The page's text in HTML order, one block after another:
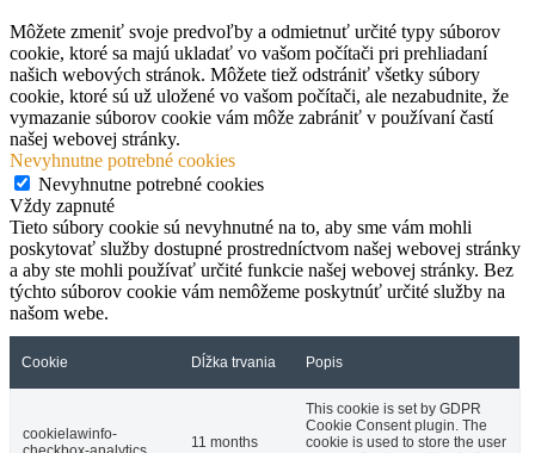
Môžete zmeniť svoje predvoľby a odmietnuť určité typy súborov
cookie, ktoré sa majú ukladať vo vašom počítači pri prehliadaní
našich webových stránok. Môžete tiež odstrániť všetky súbory
cookie, ktoré sú už uložené vo vašom počítači, ale nezabudnite, že
vymazanie súborov cookie vám môže zabrániť v používaní častí
našej webovej stránky.
Nevyhnutne potrebné cookies
Nevyhnutne potrebné cookies
Vždy zapnuté
Tieto súbory cookie sú nevyhnutné na to, aby sme vám mohli
poskytovať služby dostupné prostredníctvom našej webovej stránky
a aby ste mohli používať určité funkcie našej webovej stránky. Bez
týchto súborov cookie vám nemôžeme poskytnúť určité služby na
našom webe.
Cookie Dĺžka trvania Popis
cookielawinfo-
11 months
This cookie is set by GDPR
Cookie Consent plugin. The
cookie is used to store the user